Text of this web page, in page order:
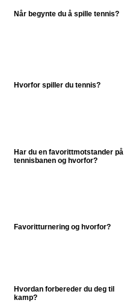
Når begynte du å spille tennis?
Hvorfor spiller du tennis?
Har du en favorittmotstander på
tennisbanen og hvorfor?
Favoritturnering og hvorfor?
Hvordan forbereder du deg til
kamp?